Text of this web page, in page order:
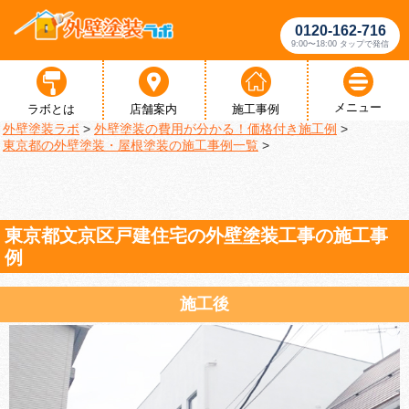
0120-162-716
9:00〜18:00 タップで発信
ラボとは 店舗案内 施工事例 メニュー
外壁塗装ラボ > 外壁塗装の費用が分かる！価格付き施工例 >
東京都の外壁塗装・屋根塗装の施工事例一覧 >
東京都文京区戸建住宅の外壁塗装工事の施工事
例
施工後